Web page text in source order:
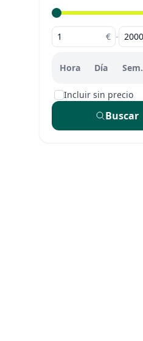
€ -
Hora Día Sem.
Incluir sin precio
Buscar